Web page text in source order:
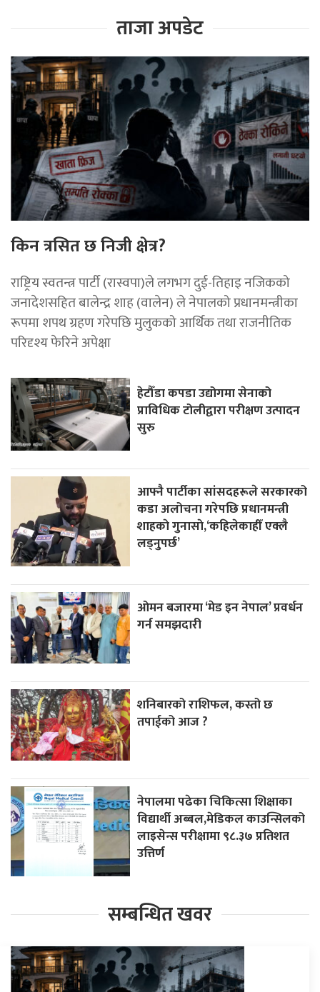
ताजा अपडेट
किन त्रसित छ निजी क्षेत्र?
राष्ट्रिय स्वतन्त्र पार्टी (रास्वपा)ले लगभग दुई-तिहाइ नजिकको
जनादेशसहित बालेन्द्र शाह (वालेन) ले नेपालको प्रधानमन्त्रीका
रूपमा शपथ ग्रहण गरेपछि मुलुकको आर्थिक तथा राजनीतिक
परिदृश्य फेरिने अपेक्षा
हेटौँडा कपडा उद्योगमा सेनाको
प्राविधिक टोलीद्वारा परीक्षण उत्पादन
सुरु
आफ्नै पार्टीका सांसदहरूले सरकारको
कडा अलोचना गरेपछि प्रधानमन्त्री
शाहकाे गुनासाे,‘कहिलेकाहीँ एक्लै
लड्नुपर्छ’
ओमन बजारमा ‘मेड इन नेपाल’ प्रवर्धन
गर्न समझदारी
शनिबारको राशिफल, कस्तो छ
तपाईको आज ?
नेपालमा पढेका चिकित्सा शिक्षाका
विद्यार्थी अब्बल,मेडिकल काउन्सिलको
लाइसेन्स परीक्षामा ९८.३७ प्रतिशत
उत्तिर्ण
सम्बन्धित खवर